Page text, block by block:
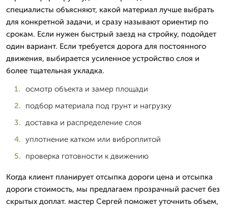
специалисты объясняют, какой материал лучше выбрать
для конкретной задачи, и сразу называют ориентир по
срокам. Если нужен быстрый заезд на стройку, подойдет
один вариант. Если требуется дорога для постоянного
движения, выбирается усиленное устройство слоя и
более тщательная укладка.
осмотр объекта и замер площади
подбор материала под грунт и нагрузку
доставка и распределение слоя
уплотнение катком или виброплитой
проверка готовности к движению
Когда клиент планирует отсыпка дороги цена и отсыпка
дороги стоимость, мы предлагаем прозрачный расчет без
скрытых доплат. мастер Сергей поможет уточнить объем,